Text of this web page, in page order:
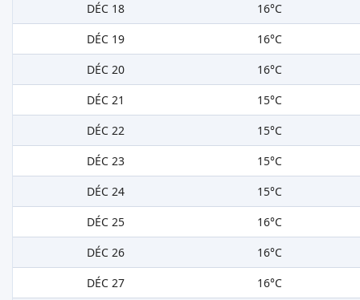
DÉC 18
16°C
DÉC 19
16°C
DÉC 20
16°C
DÉC 21
15°C
DÉC 22
15°C
DÉC 23
15°C
DÉC 24
15°C
DÉC 25
16°C
DÉC 26
16°C
DÉC 27
16°C